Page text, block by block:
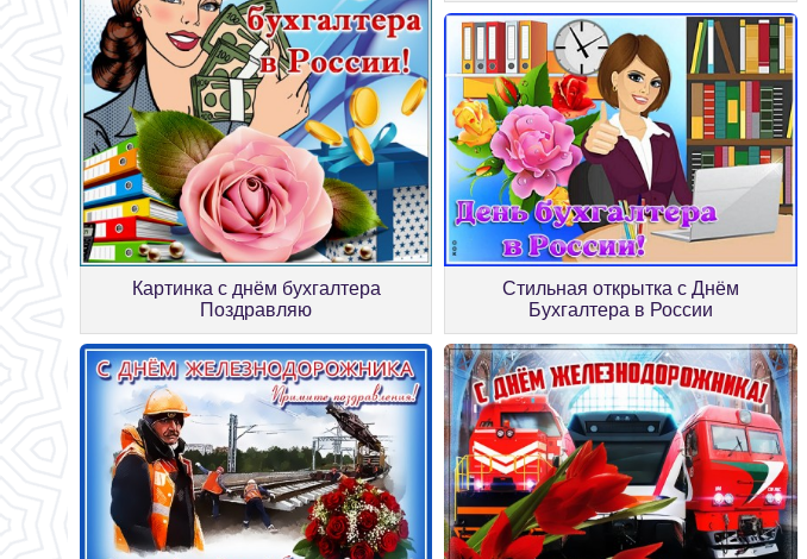
Картинка с днём бухгалтера
Поздравляю
Стильная открытка с Днём
Бухгалтера в России